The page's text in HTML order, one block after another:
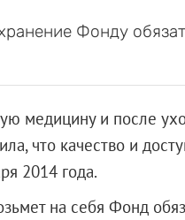
Фонду
медицину и после
что качество и
2014 года.
на себя Фонд